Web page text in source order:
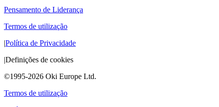
Pensamento de Liderança
Termos de utilização
|Política de Privacidade
|Definições de cookies
©1995-2026 Oki Europe Ltd.
Termos de utilização